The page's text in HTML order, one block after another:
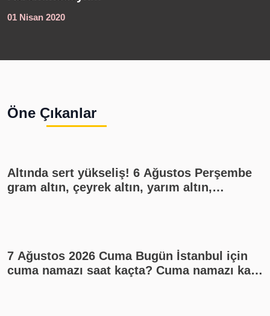
çok düşündüm.
01 Nisan 2020
Öne Çıkanlar
Altında sert yükseliş! 6 Ağustos Perşembe
gram altın, çeyrek altın, yarım altın,
7 Ağustos 2026 Cuma Bugün İstanbul için
cuma namazı saat kaçta? Cuma namazı kaç